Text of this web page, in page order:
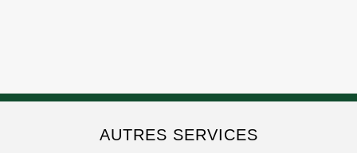
AUTRES SERVICES